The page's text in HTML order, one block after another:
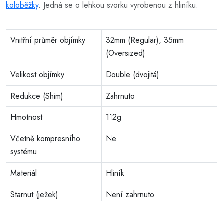
koloběžky. Jedná se o lehkou svorku vyrobenou z hliníku.
Vnitřní průměr objímky
32mm (Regular), 35mm
(Oversized)
Velikost objímky
Double (dvojitá)
Redukce (Shim)
Zahrnuto
Hmotnost
112g
Včetně kompresního
systému
Ne
Materiál
Hliník
Starnut (ježek)
Není zahrnuto